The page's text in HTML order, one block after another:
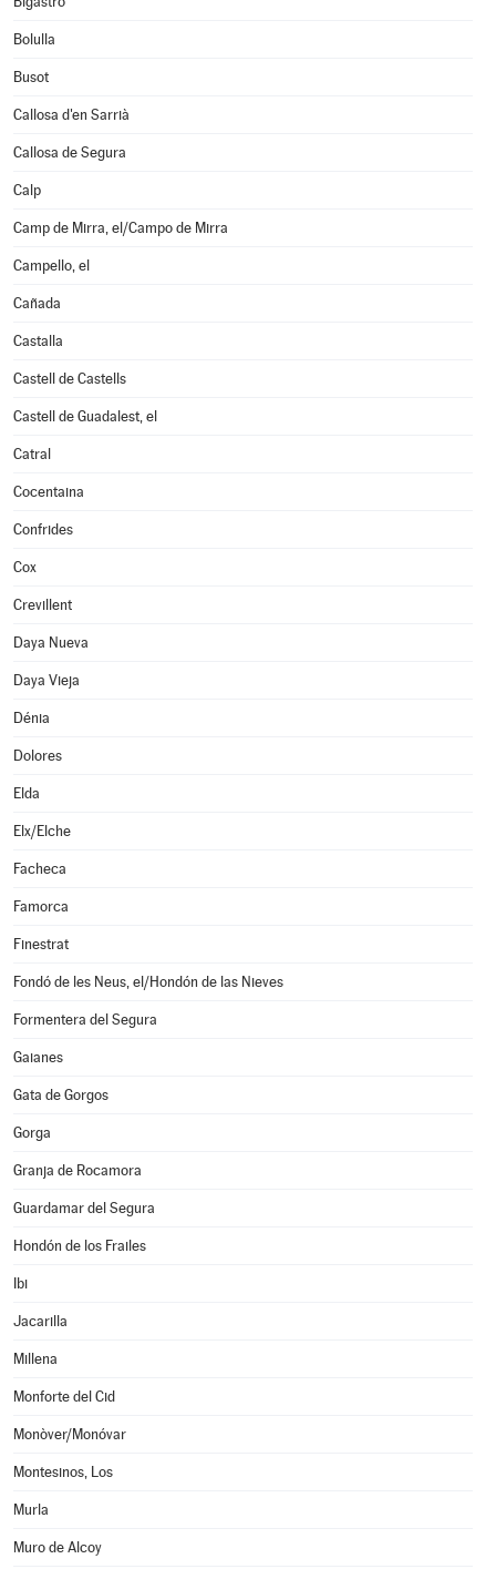
Bolulla
Busot
Callosa d'en Sarrià
Callosa de Segura
Calp
Camp de Mirra, el/Campo de Mirra
Campello, el
Cañada
Castalla
Castell de Castells
Castell de Guadalest, el
Catral
Cocentaina
Confrides
Cox
Crevillent
Daya Nueva
Daya Vieja
Dénia
Dolores
Elda
Elx/Elche
Facheca
Famorca
Finestrat
Fondó de les Neus, el/Hondón de las Nieves
Formentera del Segura
Gaianes
Gata de Gorgos
Gorga
Granja de Rocamora
Guardamar del Segura
Hondón de los Frailes
Ibi
Jacarilla
Millena
Monforte del Cid
Monòver/Monóvar
Montesinos, Los
Murla
Muro de Alcoy